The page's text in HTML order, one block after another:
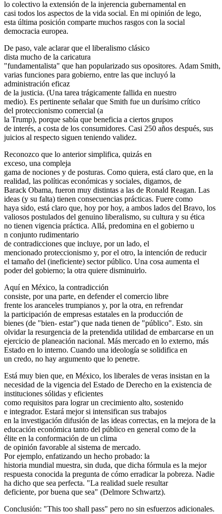
lo colectivo la extensión de la injerencia gubernamental en
casi todos los aspectos de la vida social. En mi opinión de lego,
esta última posición comparte muchos rasgos con la social
democracia europea.
De paso, vale aclarar que el liberalismo clásico
dista mucho de la caricatura
"fundamentalista" que han popularizado sus opositores. Adam
varias funciones para gobierno, entre las que incluyó la
administración eficaz
de la justicia. (Una tarea trágicamente fallida en nuestro
medio). Es pertinente señalar que Smith fue un durísimo crítico
del proteccionismo comercial (a
la Trump), porque sabía que beneficia a ciertos grupos
de interés, a costa de los consumidores. Casi 250 años después, sus
juicios al respecto siguen teniendo validez.
Reconozco que lo anterior simplifica, quizás en
exceso, una compleja
gama de nociones y de posturas. Como quiera, está claro que, en la
realidad, las políticas económicas y sociales, digamos, de
Barack Obama, fueron muy distintas a las de Ronald Reagan. Las
ideas (y su falta) tienen consecuencias prácticas. Fuere como
haya sido, está claro que, hoy por hoy, a ambos lados del Bravo, los
valiosos postulados del genuino liberalismo, su cultura y su ética
no tienen vigencia práctica. Allá, predomina en el gobierno u
n conjunto rudimentario
de contradicciones que incluye, por un lado, el
mencionado proteccionismo y, por el otro, la intención de reducir
el tamaño del (ineficiente) sector público. Una cosa aumenta el
poder del gobierno; la otra quiere disminuirlo.
Aquí en México, la contradicción
consiste, por una parte, en defender el comercio libre
frente los aranceles trumpianos y, por la otra, en refrendar
la participación de empresas estatales en la producción de
bienes (de "bien- estar") que nada tienen de "público". Esto. sin
olvidar la resurgencia de la pretendida utilidad de embarcarse en un
ejercicio de planeación nacional. Más mercado en lo externo, más
Estado en lo interno. Cuando una ideología se solidifica en
un credo, no hay argumento que lo penetre.
Está muy bien que, en México, los liberales de veras insistan en la
necesidad de la vigencia del Estado de Derecho en la existencia de
instituciones sólidas y eficientes
como requisitos para lograr un crecimiento alto, sostenido
e integrador. Estará mejor si intensifican sus trabajos
en la investigación difusión de las ideas correctas, en la mejora de la
educación económica tanto del público en general como de la
élite en la conformación de un clima
de opinión favorable al sistema de mercado.
Por ejemplo, enfatizando un hecho probado: la
historia mundial muestra, sin duda, que dicha fórmula es la mejor
respuesta conocida la pregunta de cómo erradicar la pobreza. Nadie
ha dicho que sea perfecta. "La realidad suele resultar
deficiente, por buena que sea" (Delmore Schwartz).
Conclusión: "This too shall pass" pero no sin esfuerzos adicionales.